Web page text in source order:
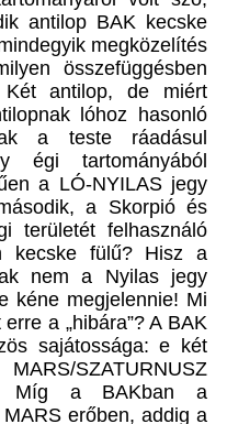
antilop BAK kecske
megközelítés
összefüggésben
Két antilop, de miért
lóhoz hasonló
a teste ráadásul
égi tartományából
a LÓ-NYILAS jegy
a Skorpió és
területét felhasználó
kecske fülű? Hisz a
nem a Nyilas jegy
kéne megjelennie! Mi
a „hibára”? A BAK
sajátossága: e két
SZATURNUSZ
Míg a BAKban a
erőben, addig a